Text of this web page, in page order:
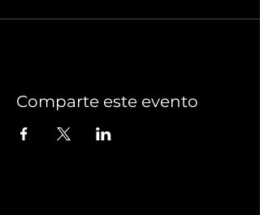
Comparte este evento